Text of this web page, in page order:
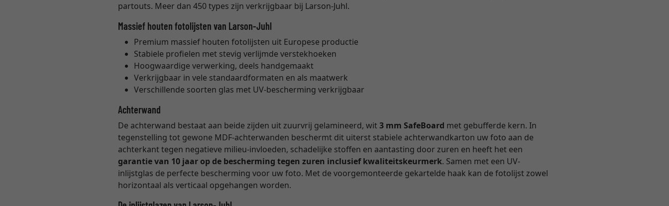
partouts. Meer dan 450 types zijn verkrijgbaar bij Larson-Juhl.
Massief houten fotolijsten van Larson-Juhl
Premium massief houten fotolijsten uit Europese productie
Stabiele profielen met stevig verlijmde verstekhoeken
Hoogwaardige verwerking, deels handgemaakt
Verkrijgbaar in vele standaardformaten en als maatwerk
Verschillende soorten glas met UV-bescherming verkrijgbaar
Achterwand
De achterwand bestaat aan beide zijden uit zuurvrij gelamineerd, wit3 mm SafeBoard met gebufferde kern. In
tegenstelling tot gewone MDF-achterwanden beschermt dit uiterst stabiele achterwandkarton uw foto aan de
achterkant tegen negatieve milieu-invloeden, schadelijke stoffen en aantasting door zuren en heeft het een
garantie van 10 jaar op de bescherming tegen zuren inclusief kwaliteitskeurmerk. Samen met een UV-
inlijstglas de perfecte bescherming voor uw foto. Met de voorgemonteerde gekartelde haak kan de fotolijst zowel
horizontaal als verticaal opgehangen worden.